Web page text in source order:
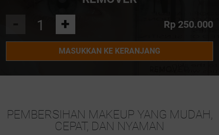
+ Rp 250.000
MASUKKAN KE KERANJANG
PEMBERSIHAN MAKEUP YANG MUDAH,
CEPAT, DAN NYAMAN